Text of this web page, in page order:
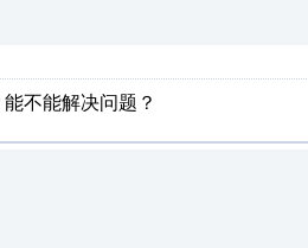
不能解决问题？